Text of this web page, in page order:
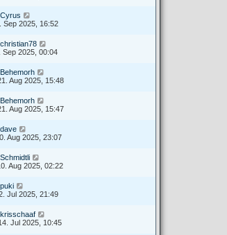
Cyrus
Sep 2025, 16:52
christian78
Sep 2025, 00:04
Behemorh
Aug 2025, 15:48
Behemorh
Aug 2025, 15:47
dave
Aug 2025, 23:07
Schmidtli
Aug 2025, 02:22
puki
Jul 2025, 21:49
krisschaaf
Jul 2025, 10:45